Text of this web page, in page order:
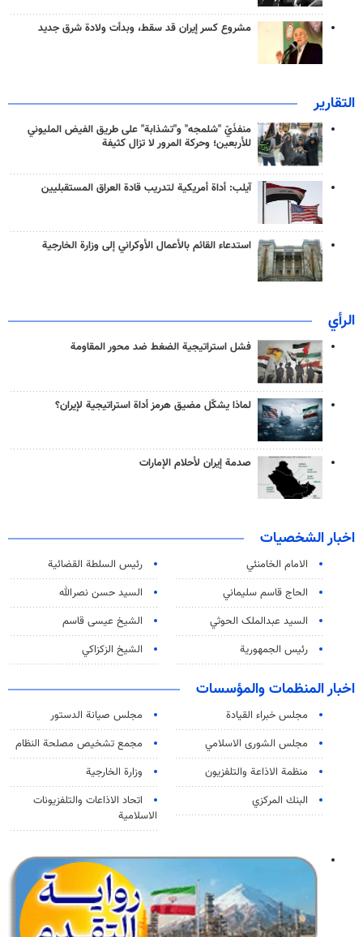
مشروع كسر إيران قد سقط، وبدأت ولادة شرق جديد
التقارير
منفذَيّ "شلمجه" و"تشذابة" على طريق الفيض المليوني
للأربعين؛ وحركة المرور لا تزال كثيفة
آيلب: أداة أمريكية لتدريب قادة العراق المستقبليين
استدعاء القائم بالأعمال الأوكراني إلى وزارة الخارجية
الرأي
فشل استراتيجية الضغط ضد محور المقاومة
لماذا يشكّل مضيق هرمز أداة استراتيجية لإيران؟
صدمة إيران لأحلام الإمارات
اخبار الشخصيات
الامام الخامنئي
رئیس السلطة القضائیة
الحاج قاسم سليماني
السيد حسن نصرالله
السید عبدالملک الحوثي
الشيخ عيسى قاسم
رئيس الجمهورية
الشيخ الزكزاكي
اخبار المنظمات والمؤسسات
مجلس خبراء القيادة
مجلس صيانة الدستور
مجلس الشورى الاسلامي
مجمع تشخيص مصلحة النظام
منظمة الاذاعة والتلفزیون
وزارة الخارجية
البنك المركزي
اتحاد الاذاعات والتلفزيونات
الاسلامية